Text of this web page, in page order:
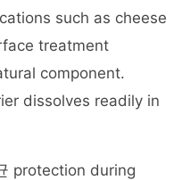
such as cheese
treatment
component.
dissolves readily in
protection during